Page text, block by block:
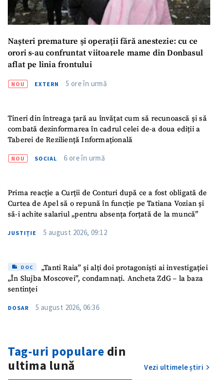
Nașteri premature și operații fără anestezie: cu ce
orori s-au confruntat viitoarele mame din Donbasul
aflat pe linia frontului
NOU EXTERN 5 ore în urmă
Tineri din întreaga țară au învățat cum să recunoască și să
combată dezinformarea în cadrul celei de-a doua ediții a
Taberei de Reziliență Informațională
NOU SOCIAL 6 ore în urmă
Prima reacție a Curții de Conturi după ce a fost obligată de
Curtea de Apel să o repună în funcție pe Tatiana Vozian și
să-i achite salariul „pentru absența forțată de la muncă”
JUSTIȚIE 5 august 2026, 09:12
DOC
„Tanti Raia” și alți doi protagoniști ai investigației
„În Slujba Moscovei”, condamnați. Ancheta ZdG – la baza
sentinței
DOSAR 5 august 2026, 06:36
Tag-uri populare din
ultima lună
Vezi ultimele știri